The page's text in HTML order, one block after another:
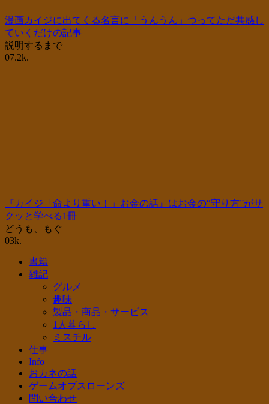
漫画カイジに出てくる名言に「うんうん」つってただ共感し
ていくだけの記事
説明するまで
07.2k.
『カイジ「命より重い！」お金の話』はお金の“守り方”がサ
クッと学べる1冊
どうも、もぐ
03k.
書籍
雑記
グルメ
趣味
製品・商品・サービス
1人暮らし
ミスチル
仕事
Info
おカネの話
ゲームオブスローンズ
問い合わせ